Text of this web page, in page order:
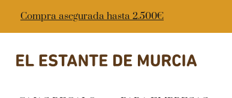
Compra asegurada hasta 2.500€